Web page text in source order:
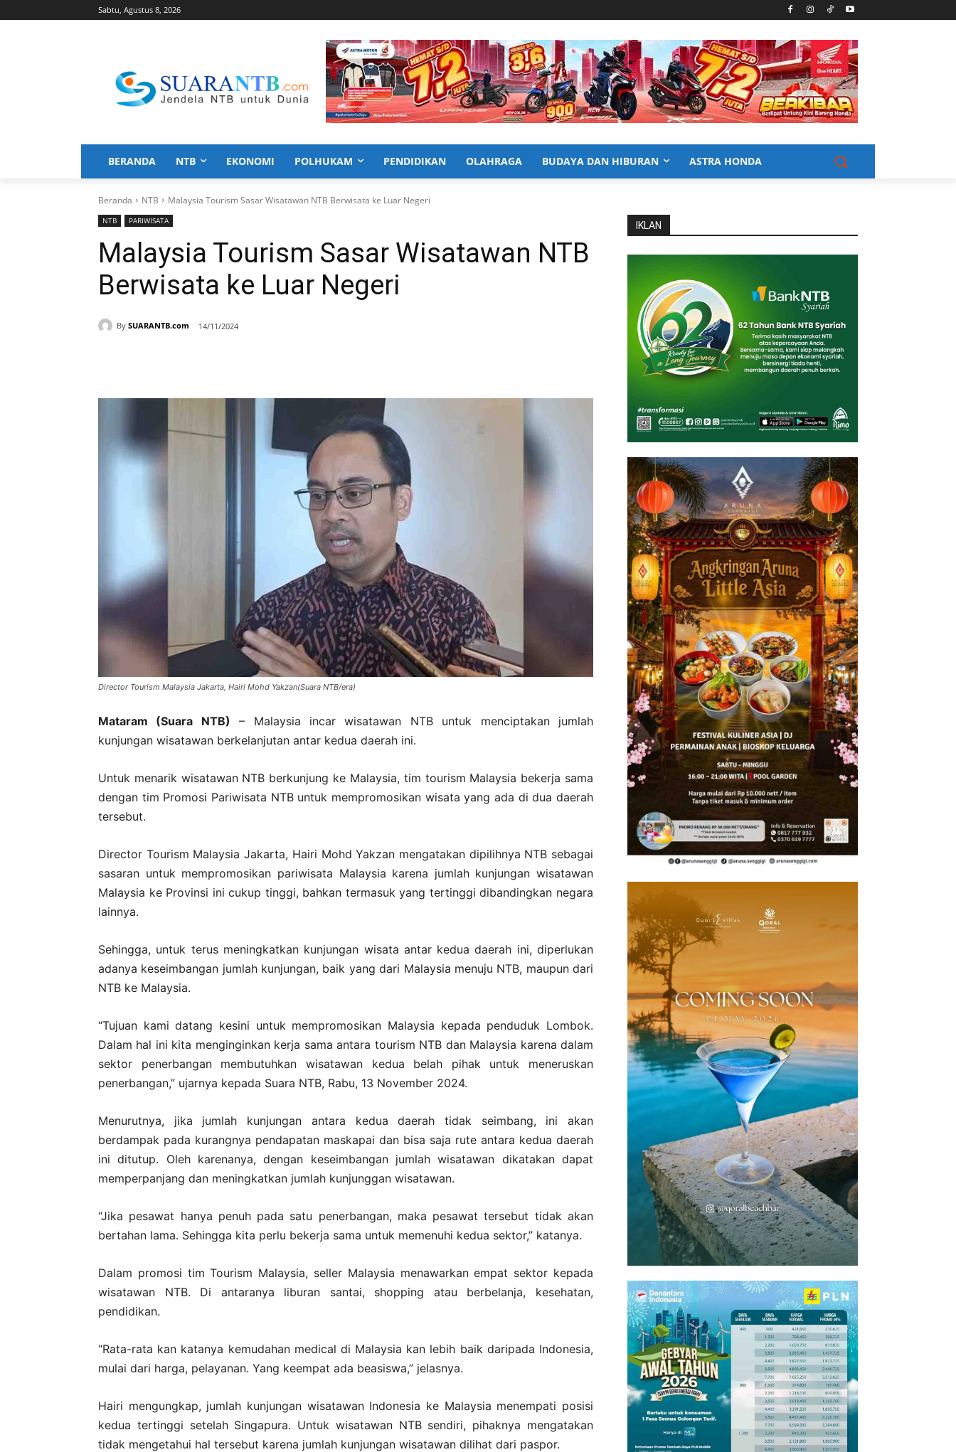
Sabtu, Agustus 8, 2026
BERANDA NTB EKONOMI POLHUKAM PENDIDIKAN OLAHRAGA BUDAYA DAN HIBURAN ASTRA HONDA
Beranda NTB Malaysia Tourism Sasar Wisatawan NTB Berwisata ke Luar Negeri
NTB PARIWISATA
Malaysia Tourism Sasar Wisatawan NTB
Berwisata ke Luar Negeri
By SUARANTB.com 14/11/2024
Director Tourism Malaysia Jakarta, Hairi Mohd Yakzan(Suara NTB/era)
Mataram (Suara NTB) – Malaysia incar wisatawan NTB untuk menciptakan jumlah
kunjungan wisatawan berkelanjutan antar kedua daerah ini.
Untuk menarik wisatawan NTB berkunjung ke Malaysia, tim tourism Malaysia bekerja sama
dengan tim Promosi Pariwisata NTB untuk mempromosikan wisata yang ada di dua daerah
tersebut.
Director Tourism Malaysia Jakarta, Hairi Mohd Yakzan mengatakan dipilihnya NTB sebagai
sasaran untuk mempromosikan pariwisata Malaysia karena jumlah kunjungan wisatawan
Malaysia ke Provinsi ini cukup tinggi, bahkan termasuk yang tertinggi dibandingkan negara
lainnya.
Sehingga, untuk terus meningkatkan kunjungan wisata antar kedua daerah ini, diperlukan
adanya keseimbangan jumlah kunjungan, baik yang dari Malaysia menuju NTB, maupun dari
NTB ke Malaysia.
“Tujuan kami datang kesini untuk mempromosikan Malaysia kepada penduduk Lombok.
Dalam hal ini kita menginginkan kerja sama antara tourism NTB dan Malaysia karena dalam
sektor penerbangan membutuhkan wisatawan kedua belah pihak untuk meneruskan
penerbangan,” ujarnya kepada Suara NTB, Rabu, 13 November 2024.
Menurutnya, jika jumlah kunjungan antara kedua daerah tidak seimbang, ini akan
berdampak pada kurangnya pendapatan maskapai dan bisa saja rute antara kedua daerah
ini ditutup. Oleh karenanya, dengan keseimbangan jumlah wisatawan dikatakan dapat
memperpanjang dan meningkatkan jumlah kunjunggan wisatawan.
“Jika pesawat hanya penuh pada satu penerbangan, maka pesawat tersebut tidak akan
bertahan lama. Sehingga kita perlu bekerja sama untuk memenuhi kedua sektor,” katanya.
Dalam promosi tim Tourism Malaysia, seller Malaysia menawarkan empat sektor kepada
wisatawan NTB. Di antaranya liburan santai, shopping atau berbelanja, kesehatan,
pendidikan.
“Rata-rata kan katanya kemudahan medical di Malaysia kan lebih baik daripada Indonesia,
mulai dari harga, pelayanan. Yang keempat ada beasiswa,” jelasnya.
Hairi mengungkap, jumlah kunjungan wisatawan Indonesia ke Malaysia menempati posisi
kedua tertinggi setelah Singapura. Untuk wisatawan NTB sendiri, pihaknya mengatakan
tidak mengetahui hal tersebut karena jumlah kunjungan wisatawan dilihat dari paspor.
IKLAN